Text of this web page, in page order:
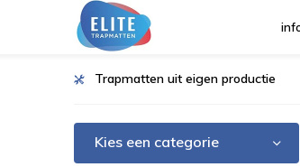
Trapmatten uit eigen productie
Kies een categorie